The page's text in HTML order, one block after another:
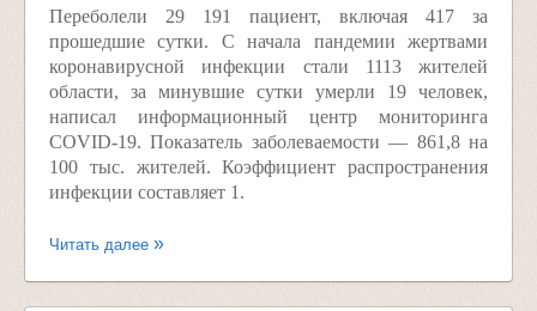
Переболели 29 191 пациент, включая 417 за
прошедшие сутки. С начала пандемии жертвами
коронавирусной инфекции стали 1113 жителей
области, за минувшие сутки умерли 19 человек,
написал информационный центр мониторинга
COVID-19. Показатель заболеваемости — 861,8 на
100 тыс. жителей. Коэффициент распространения
инфекции составляет 1.
Читать далее